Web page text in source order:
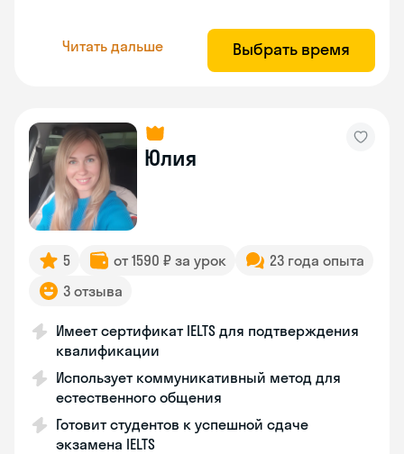
Читать дальше Выбрать время
Юлия
5 от 1590 ₽ за урок
23 года опыта
3 отзыва
Имеет сертификат IELTS для подтверждения
квалификации
Использует коммуникативный метод для
естественного общения
Готовит студентов к успешной сдаче
экзамена IELTS